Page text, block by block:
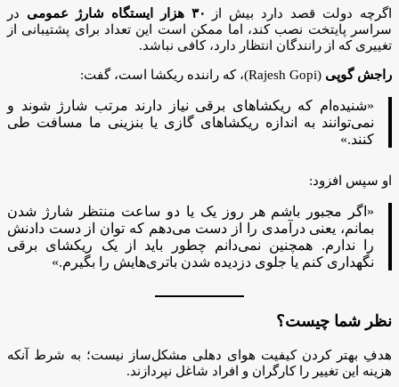
اگرچه دولت قصد دارد بیش از ۳۰ هزار ایستگاه شارژ عمومی
در
سراسر پایتخت نصب کند، اما ممکن است این تعداد برای پشتیبانی از
تغییری که از رانندگان انتظار دارد، کافی نباشد.
راجش گوپی (Rajesh Gopi)، که راننده ریکشا است، گفت:
«شنیده‌ام که ریکشاهای برقی نیاز دارند مرتب شارژ شوند و
نمی‌توانند به اندازه ریکشاهای گازی یا بنزینی ما مسافت طی
کنند.»
او سپس افزود:
«اگر مجبور باشم هر روز یک یا دو ساعت منتظر شارژ شدن
بمانم، یعنی درآمدی را از دست می‌دهم که توان از دست دادنش
را ندارم. همچنین نمی‌دانم چطور باید از یک ریکشای برقی
نگهداری کنم یا جلوی دزدیده شدن باتری‌هایش را بگیرم.»
نظر شما چیست؟
هدفِ بهتر کردن کیفیت هوای دهلی مشکل‌ساز نیست؛ به شرط آنکه
هزینه این تغییر را کارگران و افراد شاغل نپردازند.